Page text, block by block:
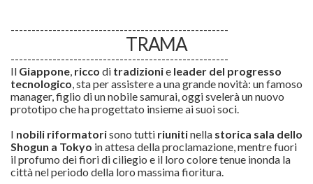
----------------------------------------------------
TRAMA
----------------------------------------------------
Il Giappone, ricco di tradizionie leader del progresso
tecnologico, sta per assistere a una grande novità: un famoso
manager, figlio di un nobile samurai, oggi svelerà un nuovo
prototipo che ha progettato insieme ai suoi soci.
I nobili riformatorisono tutti riunitinella storica sala dello
Shogun a Tokyo in attesa della proclamazione, mentre fuori
il profumo dei fiori di ciliegio e il loro colore tenue inonda la
città nel periodo della loro massima fioritura.